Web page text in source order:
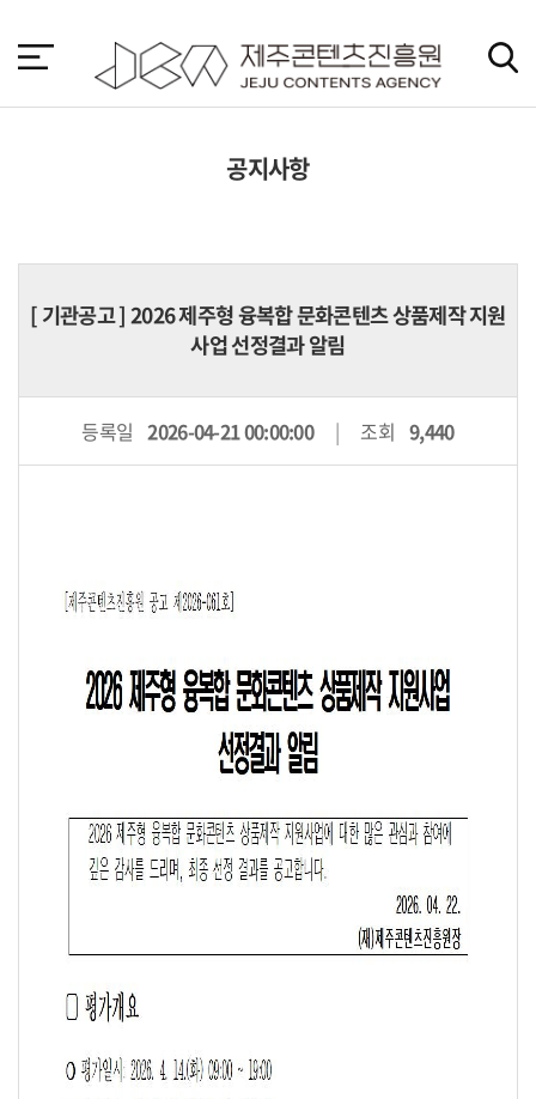
바
가
공지사항
[기관공고] 2026 제주형 융복합 문화콘텐츠 상품제작 지원
사업 선정결과 알림
등록일 2026-04-21 00:00:00 조회 9,440